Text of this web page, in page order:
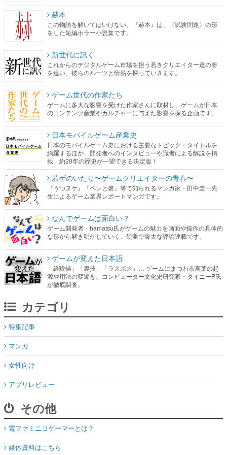
新世代に訊く
これからのデジタルゲーム市場を担う若きクリエイター達の姿
を追い、彼らのルーツと情熱を探っていきます。
ゲーム世代の作家たち
ゲームに多大な影響を受けた作家さんに取材し、ゲームが日本
のコンテンツ産業やカルチャーに与えた影響を探る企画です。
日本モバイルゲーム産業史
日本のモバイルゲーム史における主要なトピック・タイトルを
網羅するほか、開発者へのインタビューや識者による解説を掲
若ゲのいたり〜ゲームクリエイターの青春〜
『うつヌケ』『ペンと箸』等で知られるマンガ家・田中圭一先
生によるゲーム業界レポートマンガです。
なんでゲームは面白い？
ゲーム開発者・hamatsu氏がゲームの魅力を画面や操作の具体的
な形から解き明かしていく、硬派で骨太な評論連載です。
ゲームが変えた日本語
「経験値」「裏技」「ラスボス」… ゲームにまつわる言葉の起
源や用法の変遷を、コンピューター文化史研究家・タイニーP氏
カテゴリ
マンガ
女性向け
アプリレビュー
その他
電ファミニコゲーマーとは？
媒体資料はこちら
XプレゼントCP応募規約
運営：株式会社マレ